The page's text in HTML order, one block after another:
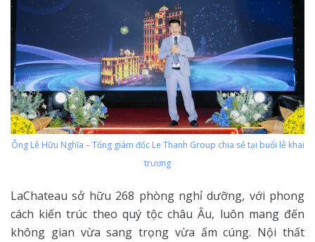
Ông Lê Hữu Nghĩa – Tổng giám đốc Le Thanh Group chia sẻ tại buổi lễ khai
trương
LaChateau sở hữu 268 phòng nghỉ dưỡng, với phong
cách kiến trúc theo quý tộc châu Âu, luôn mang đến
không gian vừa sang trọng vừa ấm cúng. Nội thất